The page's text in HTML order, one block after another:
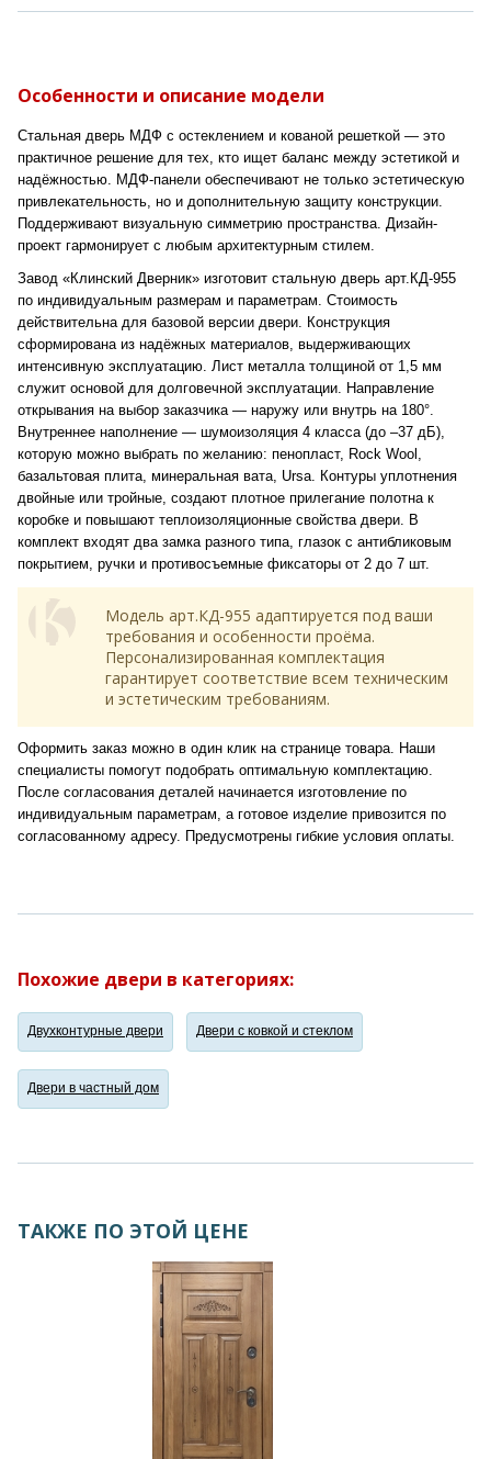
Особенности и описание модели
Стальная дверь МДФ с остеклением и кованой решеткой — это
практичное решение для тех, кто ищет баланс между эстетикой и
надёжностью. МДФ-панели обеспечивают не только эстетическую
привлекательность, но и дополнительную защиту конструкции.
Поддерживают визуальную симметрию пространства. Дизайн-
проект гармонирует с любым архитектурным стилем.
Завод «Клинский Дверник» изготовит стальную дверь арт.КД-955
по индивидуальным размерам и параметрам. Стоимость
действительна для базовой версии двери. Конструкция
сформирована из надёжных материалов, выдерживающих
интенсивную эксплуатацию. Лист металла толщиной от 1,5 мм
служит основой для долговечной эксплуатации. Направление
открывания на выбор заказчика — наружу или внутрь на 180°.
Внутреннее наполнение — шумоизоляция 4 класса (до –37 дБ),
которую можно выбрать по желанию: пенопласт, Rock Wool,
базальтовая плита, минеральная вата, Ursa. Контуры уплотнения
двойные или тройные, создают плотное прилегание полотна к
коробке и повышают теплоизоляционные свойства двери. В
комплект входят два замка разного типа, глазок с антибликовым
покрытием, ручки и противосъемные фиксаторы от 2 до 7 шт.
Модель арт.КД-955 адаптируется под ваши
требования и особенности проёма.
Персонализированная комплектация
гарантирует соответствие всем техническим
и эстетическим требованиям.
Оформить заказ можно в один клик на странице товара. Наши
специалисты помогут подобрать оптимальную комплектацию.
После согласования деталей начинается изготовление по
индивидуальным параметрам, а готовое изделие привозится по
согласованному адресу. Предусмотрены гибкие условия оплаты.
Похожие двери в категориях:
Двухконтурные двери Двери с ковкой и стеклом
Двери в частный дом
ТАКЖЕ ПО ЭТОЙ ЦЕНЕ